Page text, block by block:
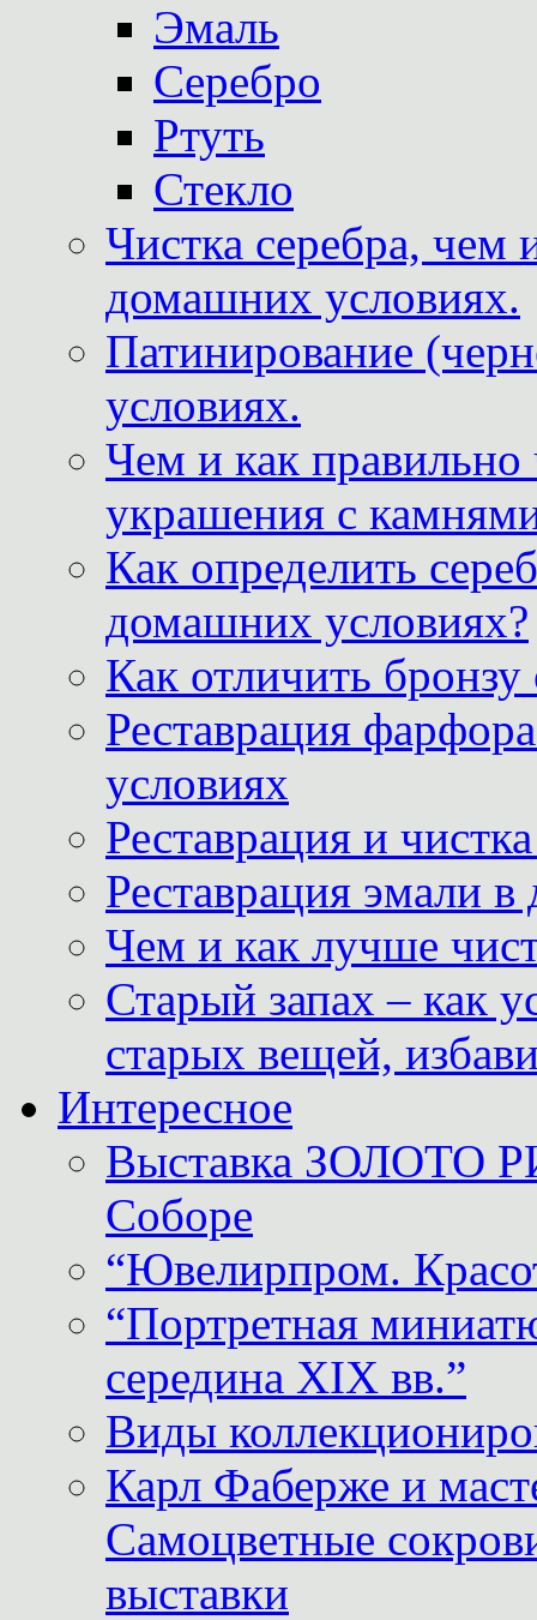
Эмаль
Серебро
Ртуть
Стекло
Чистка серебра, чем
домашних условиях.
Патинирование
условиях.
Чем и как
украшения с
Как определить
домашних условиях?
Как отличить
Реставрация
условиях
Реставрация и
Реставрация эмали
Чем и как лучше
Старый запах – как
старых вещей,
Интересное
Выставка ЗОЛОТО
Соборе
“Ювелирпром.
“Портретная
середина XIX вв.”
Виды
Карл Фаберже и
Самоцветные
выставки